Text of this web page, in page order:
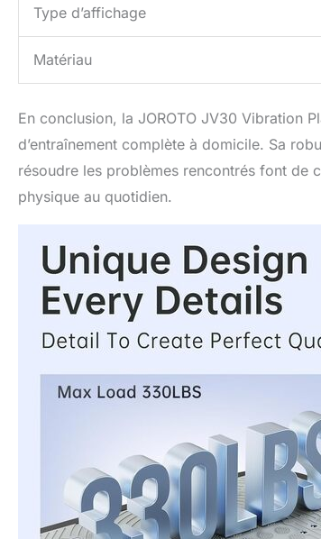
Type d’affichage
Matériau
En conclusion, la JOROTO JV30 Vibration
d’entraînement complète à domicile. Sa
résoudre les problèmes rencontrés font de
physique au quotidien.